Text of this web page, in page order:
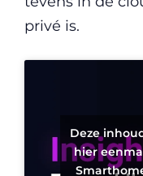
privé is.
Deze
hier